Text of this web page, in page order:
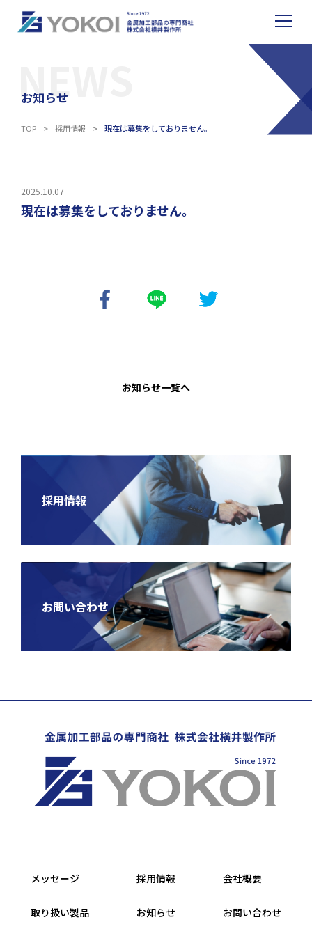
NEWS
お知らせ
TOP > 採用情報 > 現在は募集をしておりません。
2025.10.07
現在は募集をしておりません。
お知らせ一覧へ
採用情報
お問い合わせ
メッセージ
取り扱い製品
採用情報
お知らせ
会社概要
お問い合わせ